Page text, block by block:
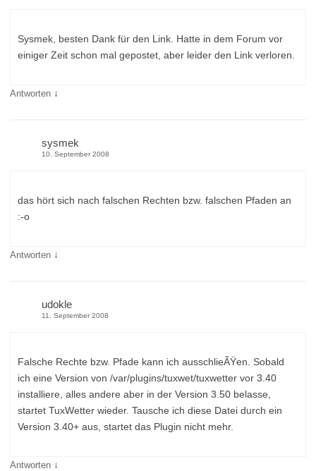
Sysmek, besten Dank für den Link. Hatte in dem Forum vor
einiger Zeit schon mal gepostet, aber leider den Link verloren.
Antworten ↓
sysmek
10. September 2008
das hört sich nach falschen Rechten bzw. falschen Pfaden an
:-o
Antworten ↓
udokle
11. September 2008
Falsche Rechte bzw. Pfade kann ich ausschlieÃŸen. Sobald
ich eine Version von /var/plugins/tuxwet/tuxwetter vor 3.40
installiere, alles andere aber in der Version 3.50 belasse,
startet TuxWetter wieder. Tausche ich diese Datei durch ein
Version 3.40+ aus, startet das Plugin nicht mehr.
Antworten ↓